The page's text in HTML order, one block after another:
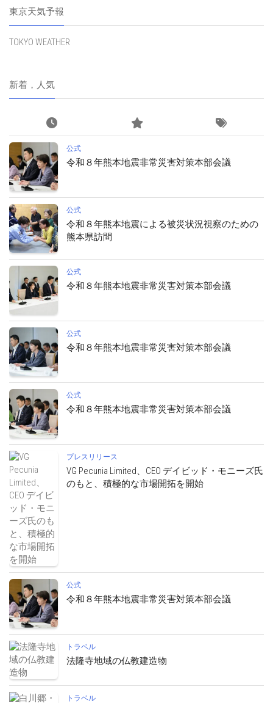
東京天気予報
TOKYO WEATHER
新着，人気
公式
令和８年熊本地震非常災害対策本部会議
公式
令和８年熊本地震による被災状況視察のための
熊本県訪問
公式
令和８年熊本地震非常災害対策本部会議
公式
令和８年熊本地震非常災害対策本部会議
公式
令和８年熊本地震非常災害対策本部会議
プレスリリース
VG Pecunia Limited、CEO デイビッド・モニーズ氏
のもと、積極的な市場開拓を開始
公式
令和８年熊本地震非常災害対策本部会議
トラベル
法隆寺地域の仏教建造物
トラベル